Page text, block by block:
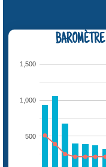
500
1,000
1,500